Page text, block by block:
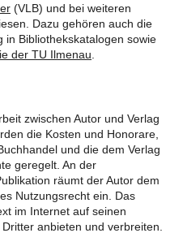
(VLB) und bei weiteren
Dazu gehören auch die
in Bibliothekskatalogen sowie
der TU Ilmenau
zwischen Autor und Verlag
die Kosten und Honorare,
und die dem Verlag
geregelt. An der
räumt der Autor dem
Nutzungsrecht ein. Das
im Internet auf seinen
anbieten und verbreiten.